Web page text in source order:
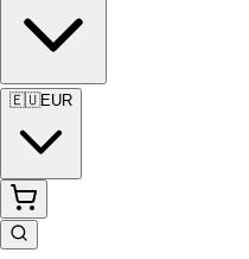
🇪🇺EUR